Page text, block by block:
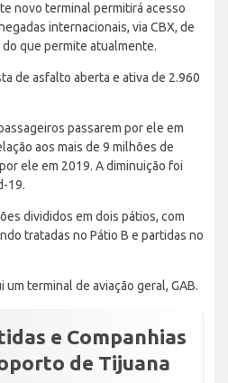
novo terminal permitirá acesso
internacionais, via CBX, de
que permite atualmente.
de asfalto aberta e ativa de 2.960
passarem por ele em
aos mais de 9 milhões de
ele em 2019. A diminuição foi
19.
divididos em dois pátios, com
tratadas no Pátio B e partidas no
terminal de aviação geral, GAB.
e Companhias
de Tijuana